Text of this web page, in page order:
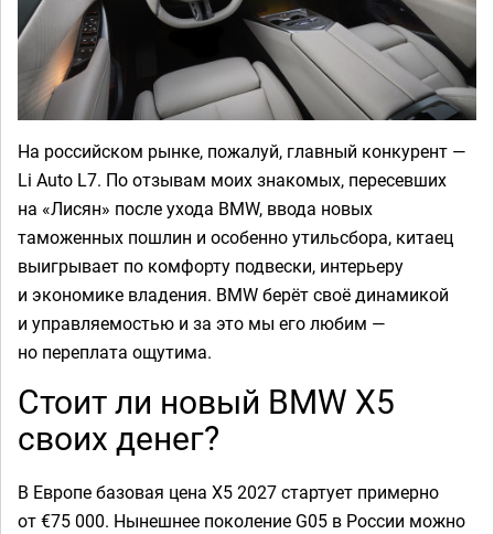
На российском рынке, пожалуй, главный конкурент —
Li Auto L7. По отзывам моих знакомых, пересевших
на «Лисян» после ухода BMW, ввода новых
таможенных пошлин и особенно утильсбора, китаец
выигрывает по комфорту подвески, интерьеру
и экономике владения. BMW берёт своё динамикой
и управляемостью и за это мы его любим —
но переплата ощутима.
Стоит ли новый BMW X5
своих денег?
В Европе базовая цена X5 2027 стартует примерно
от €75 000. Нынешнее поколение G05 в России можно